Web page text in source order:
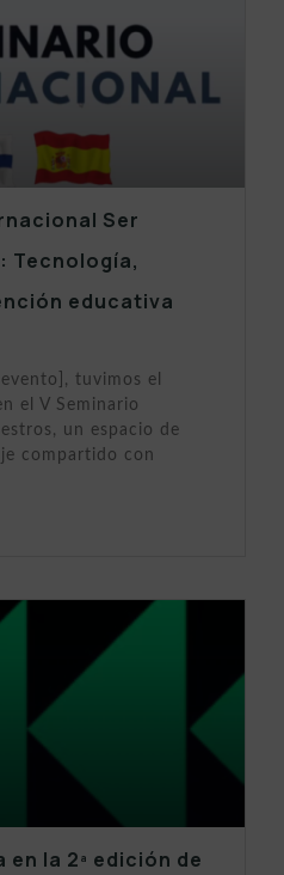
Ser
Tecnología,
educativa
tuvimos el
el V Seminario
un espacio de
compartido con
la 2ª edición de